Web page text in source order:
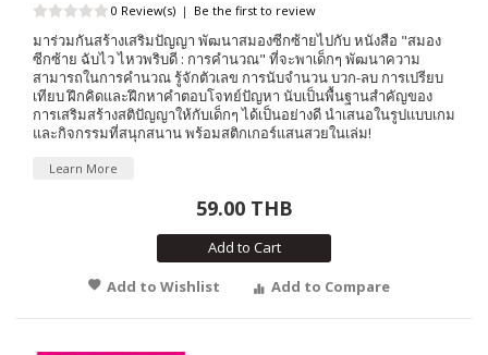
0 Review(s) | Be the first to review
มาร่วมกันสร้างเสริมปัญญา พัฒนาสมองซีกซ้ายไปกับ หนังสือ "สมอง
ซีกซ้าย ฉับไว ไหวพริบดี : การคำนวณ" ที่จะพาเด็กๆ พัฒนาความ
สามารถในการคำนวณ รู้จักตัวเลข การนับจำนวน บวก-ลบ การเปรียบ
เทียบ ฝึกคิดและฝึกหาคำตอบโจทย์ปัญหา นับเป็นพื้นฐานสำคัญของ
การเสริมสร้างสติปัญญาให้กับเด็กๆ ได้เป็นอย่างดี นำเสนอในรูปแบบเกม
และกิจกรรมที่สนุกสนาน พร้อมสติกเกอร์แสนสวยในเล่ม!
Learn More
59.00 THB
Add to Cart
Add to Wishlist
Add to Compare